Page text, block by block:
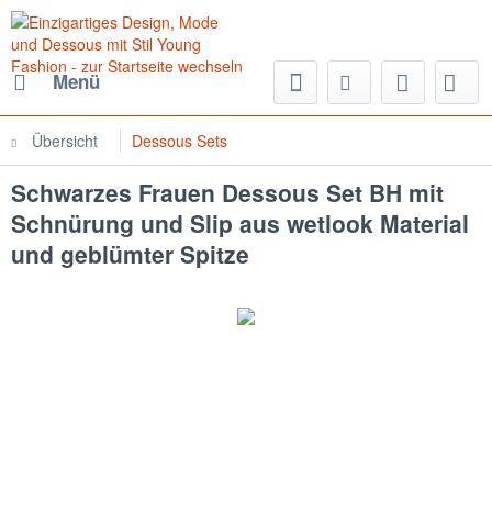
Menü
Übersicht Dessous Sets
Schwarzes Frauen Dessous Set BH mit
Schnürung und Slip aus wetlook Material
und geblümter Spitze